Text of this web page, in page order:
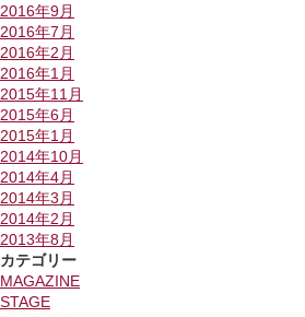
2016年9月
2016年7月
2016年2月
2016年1月
2015年11月
2015年6月
2015年1月
2014年10月
2014年4月
2014年3月
2014年2月
2013年8月
カテゴリー
MAGAZINE
STAGE